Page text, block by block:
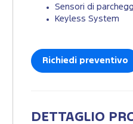
Sensori di
Keyless System
Richiedi preventivo
DETTAGLIO